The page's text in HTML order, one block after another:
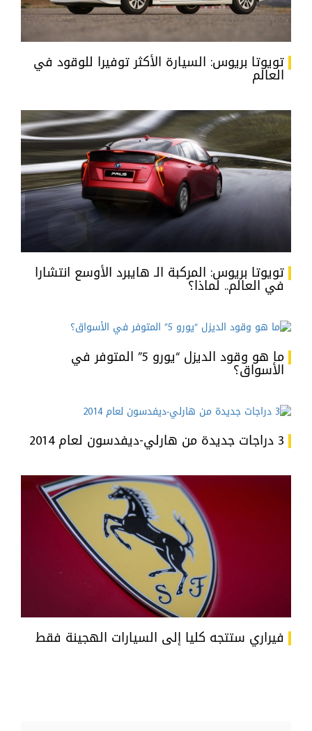
تويوتا بريوس: السيارة الأكثر توفيرا للوقود في
العالم
تويوتا بريوس: المركبة الـ هايبرد الأوسع انتشارا
في العالم.. لماذا؟
ما هو وقود الديزل “يورو 5” المتوفر في
الأسواق؟
3 دراجات جديدة من هارلي-ديفدسون لعام 2014
فيراري ستتجه كليا إلى السيارات الهجينة فقط